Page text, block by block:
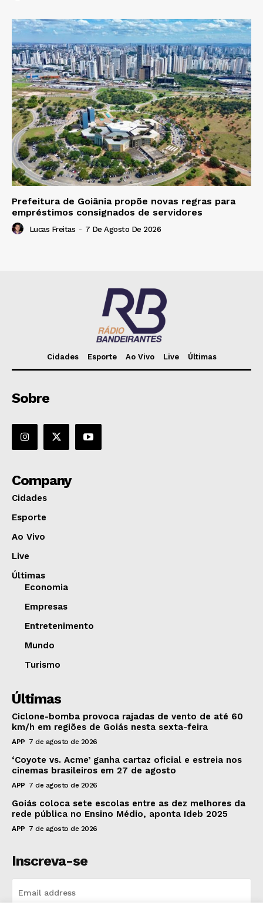
Prefeitura de Goiânia propõe novas regras para
empréstimos consignados de servidores
Lucas Freitas - 7 De Agosto De 2026
Cidades Esporte Ao Vivo Live Últimas
Sobre
Company
Cidades
Esporte
Ao Vivo
Live
Últimas
Economia
Empresas
Entretenimento
Mundo
Turismo
Últimas
Ciclone-bomba provoca rajadas de vento de até 60
km/h em regiões de Goiás nesta sexta-feira
APP 7 de agosto de 2026
‘Coyote vs. Acme’ ganha cartaz oficial e estreia nos
cinemas brasileiros em 27 de agosto
APP 7 de agosto de 2026
Goiás coloca sete escolas entre as dez melhores da
rede pública no Ensino Médio, aponta Ideb 2025
APP 7 de agosto de 2026
Inscreva-se